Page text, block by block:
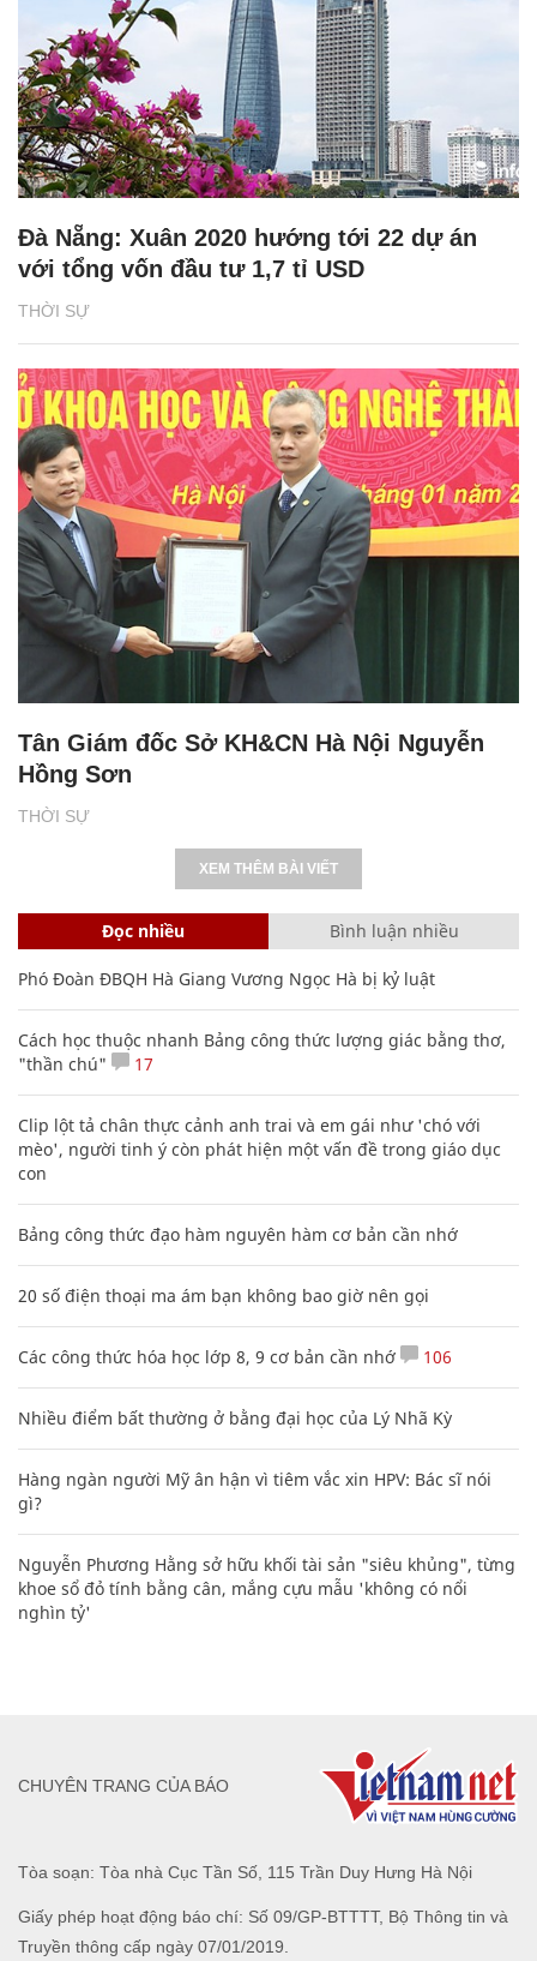
THỜI SỰ
Đà Nẵng: Xuân 2020 hướng tới 22 dự án
với tổng vốn đầu tư 1,7 tỉ USD
THỜI SỰ
Tân Giám đốc Sở KH&CN Hà Nội Nguyễn
Hồng Sơn
XEM THÊM BÀI VIẾT
Đọc nhiều Bình luận nhiều
Phó Đoàn ĐBQH Hà Giang Vương Ngọc Hà bị kỷ luật
Cách học thuộc nhanh Bảng công thức lượng giác bằng thơ,
"thần chú"
17
Clip lột tả chân thực cảnh anh trai và em gái như 'chó với
mèo', người tinh ý còn phát hiện một vấn đề trong giáo dục
con
Bảng công thức đạo hàm nguyên hàm cơ bản cần nhớ
20 số điện thoại ma ám bạn không bao giờ nên gọi
Các công thức hóa học lớp 8, 9 cơ bản cần nhớ 106
Nhiều điểm bất thường ở bằng đại học của Lý Nhã Kỳ
Hàng ngàn người Mỹ ân hận vì tiêm vắc xin HPV: Bác sĩ nói
gì?
Nguyễn Phương Hằng sở hữu khối tài sản "siêu khủng", từng
khoe sổ đỏ tính bằng cân, mắng cựu mẫu 'không có nổi
nghìn tỷ'
Tòa soạn: Tòa nhà Cục Tần Số, 115 Trần Duy Hưng Hà Nội
Giấy phép hoạt động báo chí: Số 09/GP-BTTTT, Bộ Thông tin và
Truyền thông cấp ngày 07/01/2019.
CHUYÊN TRANG CỦA BÁO